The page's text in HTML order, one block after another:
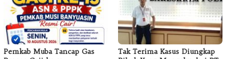
Pemkab Muba Tancap Gas
Tak Terima Kasus Diungkap